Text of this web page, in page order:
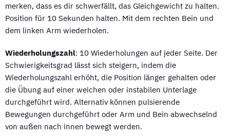
merken, dass es dir schwerfällt, das Gleichgewicht zu halten.
Position für 10 Sekunden halten. Mit dem rechten Bein und
dem linken Arm wiederholen.
Wiederholungszahl: 10 Wiederholungen auf jeder Seite. Der
Schwierigkeitsgrad lässt sich steigern, indem die
Wiederholungszahl erhöht, die Position länger gehalten oder
die Übung auf einer weichen oder instabilen Unterlage
durchgeführt wird. Alternativ können pulsierende
Bewegungen durchgeführt oder Arm und Bein abwechselnd
von außen nach innen bewegt werden.